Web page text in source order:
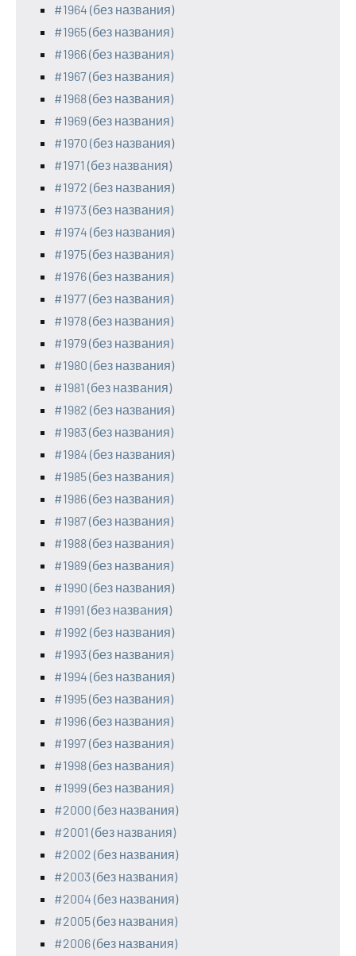
#1964 (без названия)
#1965 (без названия)
#1966 (без названия)
#1967 (без названия)
#1968 (без названия)
#1969 (без названия)
#1970 (без названия)
#1971 (без названия)
#1972 (без названия)
#1973 (без названия)
#1974 (без названия)
#1975 (без названия)
#1976 (без названия)
#1977 (без названия)
#1978 (без названия)
#1979 (без названия)
#1980 (без названия)
#1981 (без названия)
#1982 (без названия)
#1983 (без названия)
#1984 (без названия)
#1985 (без названия)
#1986 (без названия)
#1987 (без названия)
#1988 (без названия)
#1989 (без названия)
#1990 (без названия)
#1991 (без названия)
#1992 (без названия)
#1993 (без названия)
#1994 (без названия)
#1995 (без названия)
#1996 (без названия)
#1997 (без названия)
#1998 (без названия)
#1999 (без названия)
#2000 (без названия)
#2001 (без названия)
#2002 (без названия)
#2003 (без названия)
#2004 (без названия)
#2005 (без названия)
#2006 (без названия)